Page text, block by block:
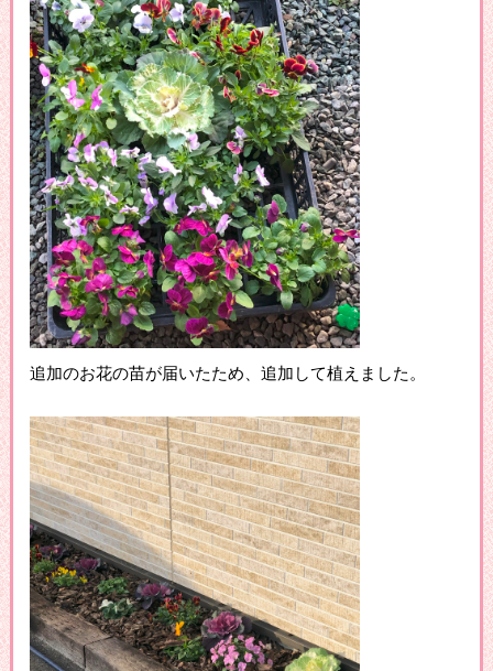
追加のお花の苗が届いたため、追加して植えました。